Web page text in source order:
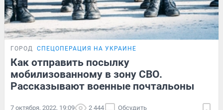
ГОРОД СПЕЦОПЕРАЦИЯ НА УКРАИНЕ
Как отправить посылку
мобилизованному в зону СВО.
Рассказывают военные почтальоны
7 октября, 2022, 19:09 2 444 Обсудить